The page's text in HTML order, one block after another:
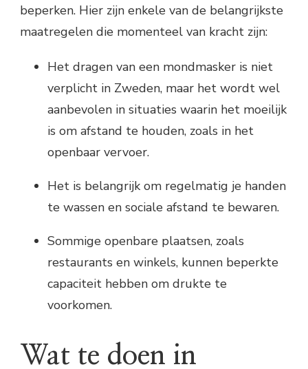
beperken. Hier zijn enkele van de belangrijkste
maatregelen die momenteel van kracht zijn:
Het dragen van een mondmasker is niet
verplicht in Zweden, maar het wordt wel
aanbevolen in situaties waarin het moeilijk
is om afstand te houden, zoals in het
openbaar vervoer.
Het is belangrijk om regelmatig je handen
te wassen en sociale afstand te bewaren.
Sommige openbare plaatsen, zoals
restaurants en winkels, kunnen beperkte
capaciteit hebben om drukte te
voorkomen.
Wat te doen in